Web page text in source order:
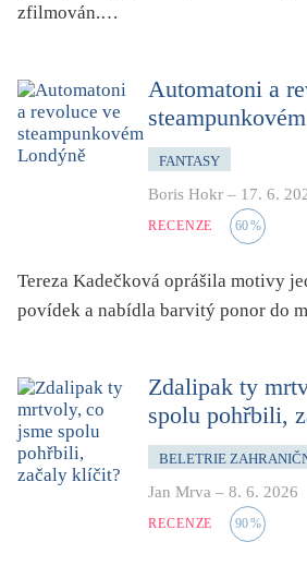
pro 13 až 15 let
příroda, krajina, venkov
psychika, psychologie
publicistika, média
rozhovor
sociální sítě, virtuální realita
společnost
sport
zfilmován.…
Automatoni a
FANTASY
Boris Hokr – 17. 6.
RECENZE 60%
Tereza Kadečková oprášila motivy
povídek a nabídla barvitý ponor do
Zdalipak ty
spolu pohřbili,
BELETRIE
Jan Mrva – 8. 6. 2026
RECENZE 90%